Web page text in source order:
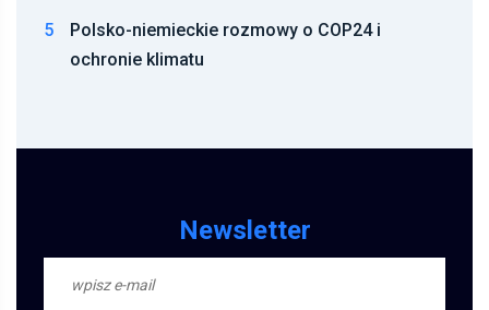
5
Polsko-niemieckie rozmowy o COP24 i
ochronie klimatu
Newsletter